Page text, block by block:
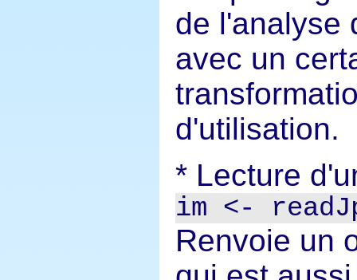
de l'analyse
avec un
d'utilisation.
Lecture
im <-
Renvoie un